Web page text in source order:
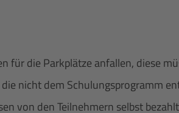
für die Parkplätze anfallen, diese
nicht dem Schulungsprogramm
von den Teilnehmern selbst